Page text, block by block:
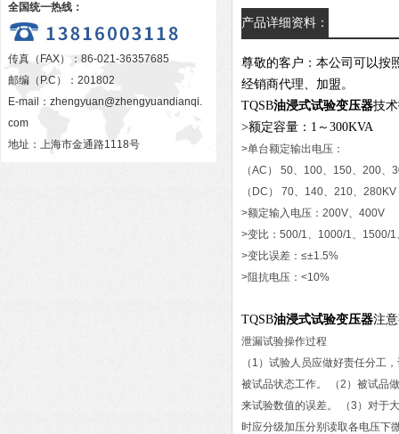
全国统一热线：
传真（FAX）：86-021-36357685
邮编（P.C）：201802
E-mail： zhengyuan@zhengyuandianqi.
com
地址：上海市金通路1118号
产品详细资料：
尊敬的客户：本公司可以按
经销商代理、加盟。
TQSB油浸式试验变压器技
>额定容量：1～300KVA
>单台额定输出电压：
（AC） 50、100、150、200、
（DC） 70、140、210、280KV
>额定输入电压：200V、400V
>变比：500/1、1000/1、1500/
>变比误差：≤±1.5%
>阻抗电压：<10%
TQSB油浸式试验变压器注
泄漏试验操作过程
（1）试验人员应做好责任分工
被试品状态工作。 （2）被试品
来试验数值的误差。 （3）对于
时应分级加压分别读取各电压下